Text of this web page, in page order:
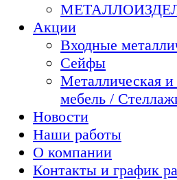
Акции
Входные
Сейфы
Металлическая
мебель /
Новости
Наши работы
О компании
Контакты и график